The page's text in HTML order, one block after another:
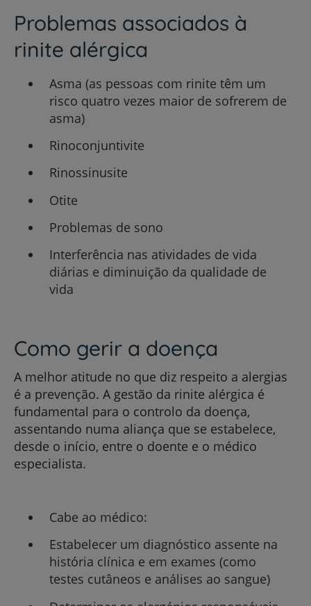
Problemas associados à
rinite alérgica
Asma (as pessoas com rinite têm um
risco quatro vezes maior de sofrerem de
asma)
Rinoconjuntivite
Rinossinusite
Otite
Problemas de sono
Interferência nas atividades de vida
diárias e diminuição da qualidade de
vida
Como gerir a doença
A melhor atitude no que diz respeito a alergias
é a prevenção. A gestão da rinite alérgica é
fundamental para o controlo da doença,
assentando numa aliança que se estabelece,
desde o início, entre o doente e o médico
especialista.
Cabe ao médico:
Estabelecer um diagnóstico assente na
história clínica e em exames (como
testes cutâneos e análises ao sangue)